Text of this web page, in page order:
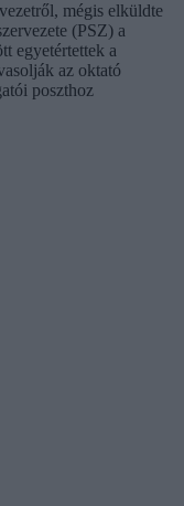
mégis elküldte
(PSZ) a
egyetértettek a
az oktató
poszthoz